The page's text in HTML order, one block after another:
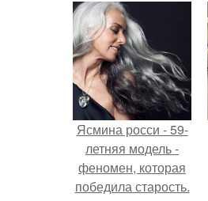
Ясмина росси - 59-
летняя модель -
феномен, которая
победила старость.